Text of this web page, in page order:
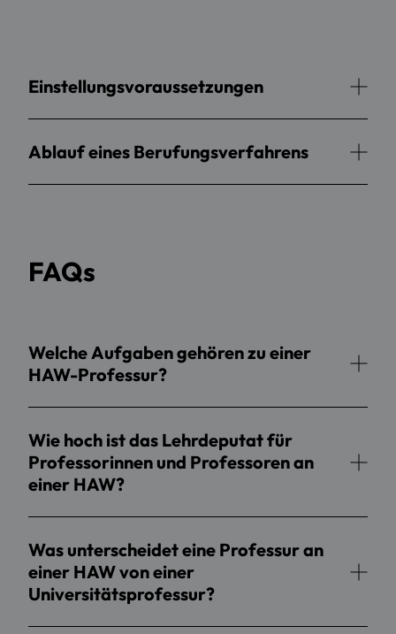
Einstellungsvoraussetzungen
Ablauf eines Berufungsverfahrens
FAQs
Welche Aufgaben gehören zu einer
HAW-Professur?
Wie hoch ist das Lehrdeputat für
Professorinnen und Professoren an
einer HAW?
Was unterscheidet eine Professur an
einer HAW von einer
Universitätsprofessur?